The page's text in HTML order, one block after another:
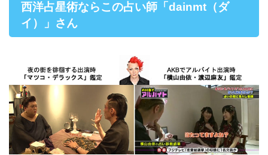
西洋占星術ならこの占い師「dainmt（ダ
イ）」さん